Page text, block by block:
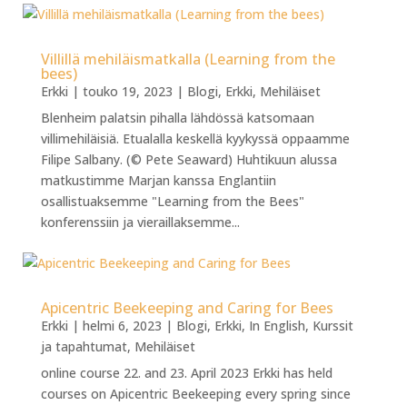
Villillä mehiläismatkalla (Learning from the
bees)
Erkki | touko 19, 2023 | Blogi, Erkki, Mehiläiset
Blenheim palatsin pihalla lähdössä katsomaan
villimehiläisiä. Etualalla keskellä kyykyssä oppaamme
Filipe Salbany. (© Pete Seaward) Huhtikuun alussa
matkustimme Marjan kanssa Englantiin
osallistuaksemme "Learning from the Bees"
konferenssiin ja vieraillaksemme...
Apicentric Beekeeping and Caring for Bees
Erkki | helmi 6, 2023 | Blogi, Erkki, In English, Kurssit
ja tapahtumat, Mehiläiset
online course 22. and 23. April 2023 Erkki has held
courses on Apicentric Beekeeping every spring since